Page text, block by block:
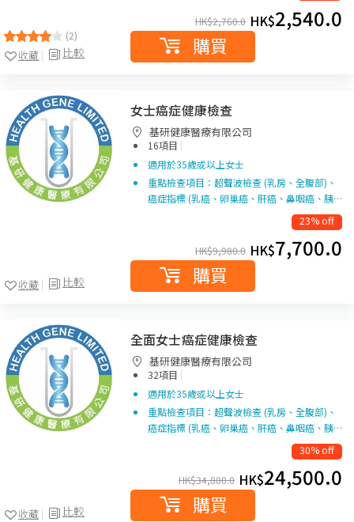
(2)
比較
收藏
HK$2,760.0 HK$2,540.0
購買
比較
收藏
女士癌症健康檢查
基研健康醫療有限公司
16項目 |
適用於35歲或以上女士
重點檢查項目：超聲波檢查 (乳房、全腹部)、
癌症指標 (乳癌、卵巢癌、肝癌、鼻咽癌、胰…
23% off
HK$9,980.0 HK$7,700.0
購買
比較
收藏
全面女士癌症健康檢查
基研健康醫療有限公司
32項目 |
適用於35歲或以上女士
重點檢查項目：超聲波檢查 (乳房、全腹部)、
癌症指標 (乳癌、卵巢癌、肝癌、鼻咽癌、胰…
30% off
HK$34,800.0 HK$24,500.0
購買